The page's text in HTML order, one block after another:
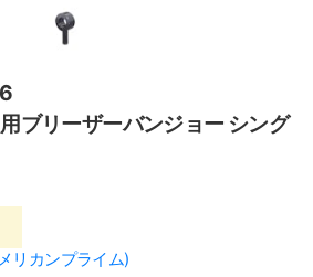
ブリーザーバンジョー シング
リカンプライム)